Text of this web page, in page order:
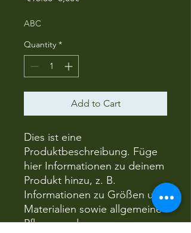
ABC
Quantity *
Add to Cart
Dies ist eine
Produktbeschreibung. Füge
hier Informationen zu deinem
Produkt hinzu, z. B.
Informationen zu Größen und
Materialien sowie allgemeine
Pflege- und